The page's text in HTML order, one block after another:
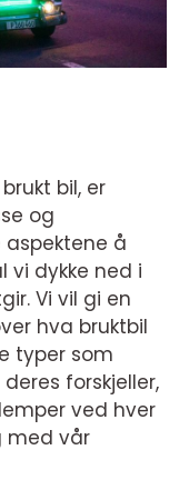
bil, er
og
å
vi dykke ned i
Vi vil gi en
hva bruktbil
typer som
forskjeller,
ved hver
med vår